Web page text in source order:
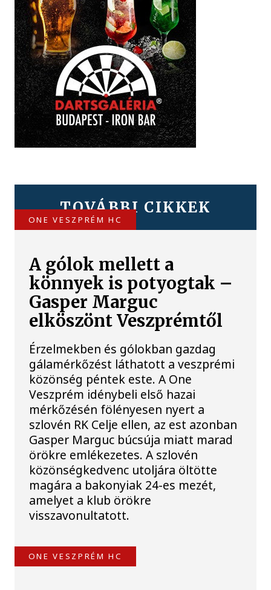
TOVÁBBI CIKKEK
ONE VESZPRÉM HC
A gólok mellett a
könnyek is potyogtak –
Gasper Marguc
elköszönt Veszprémtől
Érzelmekben és gólokban gazdag
gálamérkőzést láthatott a veszprémi
közönség péntek este. A One
Veszprém idénybeli első hazai
mérkőzésén fölényesen nyert a
szlovén RK Celje ellen, az est azonban
Gasper Marguc búcsúja miatt marad
örökre emlékezetes. A szlovén
közönségkedvenc utoljára öltötte
magára a bakonyiak 24-es mezét,
amelyet a klub örökre
visszavonultatott.
ONE VESZPRÉM HC